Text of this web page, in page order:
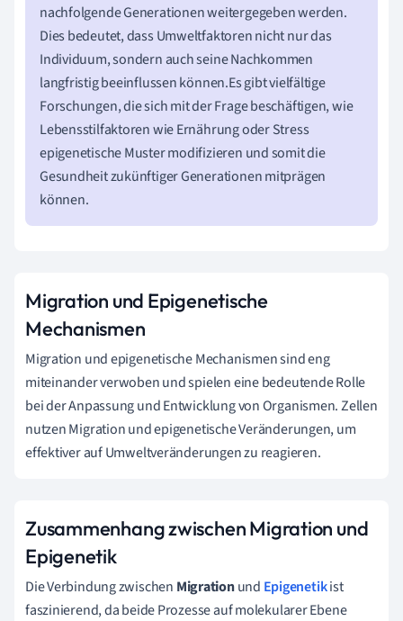
nachfolgende Generationen weitergegeben werden.
Dies bedeutet, dass Umweltfaktoren nicht nur das
Individuum, sondern auch seine Nachkommen
langfristig beeinflussen können.Es gibt vielfältige
Forschungen, die sich mit der Frage beschäftigen, wie
Lebensstilfaktoren wie Ernährung oder Stress
epigenetische Muster modifizieren und somit die
Gesundheit zukünftiger Generationen mitprägen
können.
Migration und Epigenetische
Mechanismen
Migration und epigenetische Mechanismen sind eng
miteinander verwoben und spielen eine bedeutende Rolle
bei der Anpassung und Entwicklung von Organismen. Zellen
nutzen Migration und epigenetische Veränderungen, um
effektiver auf Umweltveränderungen zu reagieren.
Zusammenhang zwischen Migration und
Epigenetik
Die Verbindung zwischen Migrationund Epigenetikist
faszinierend, da beide Prozesse auf molekularer Ebene